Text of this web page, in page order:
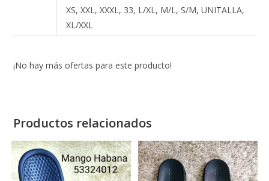
XS, XXL, XXXL, 33, L/XL, M/L, S/M, UNITALLA,
XL/XXL
¡No hay más ofertas para este producto!
Productos relacionados